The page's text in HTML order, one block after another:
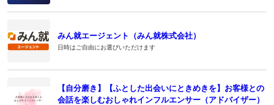
みん就エージェント（みん就株式会社）
日時はご自由にお選びいただけます
【自分磨き】【ふとした出会いにときめきを】お客様との
会話を楽しむおしゃれインフルエンサー（アドバイザー）